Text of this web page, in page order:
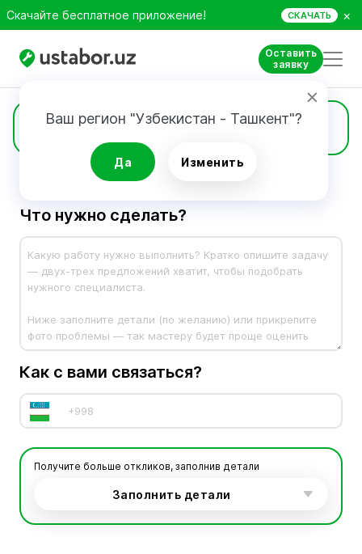
Скачайте бесплатное приложение! СКАЧАТЬ ×
Оставить
заявку
Ваш регион "Узбекистан - Ташкент"?
Да Изменить
Заявка
Что нужно сделать?
Как с вами связаться?
Получите больше откликов, заполнив детали
Заполнить детали